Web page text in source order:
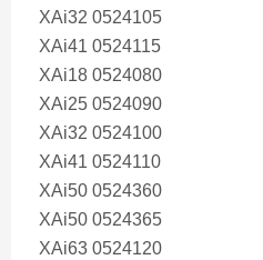
XAi32 0524105
XAi41 0524115
XAi18 0524080
XAi25 0524090
XAi32 0524100
XAi41 0524110
XAi50 0524360
XAi50 0524365
XAi63 0524120